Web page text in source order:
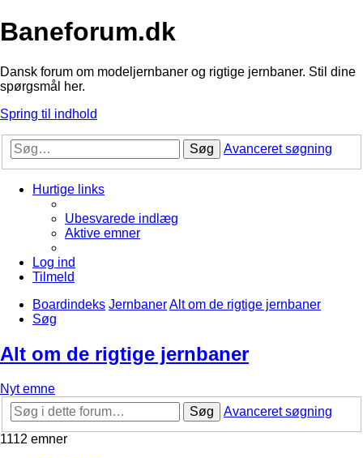
Baneforum.dk
Dansk forum om modeljernbaner og rigtige jernbaner. Stil dine
spørgsmål her.
Spring til indhold
Søg Avanceret søgning
Hurtige links
Ubesvarede indlæg
Aktive emner
Log ind
Tilmeld
Boardindeks JernbanerAlt om de rigtige jernbaner
Søg
Alt om de rigtige jernbaner
Nyt emne
Søg
Avanceret søgning
1112 emner